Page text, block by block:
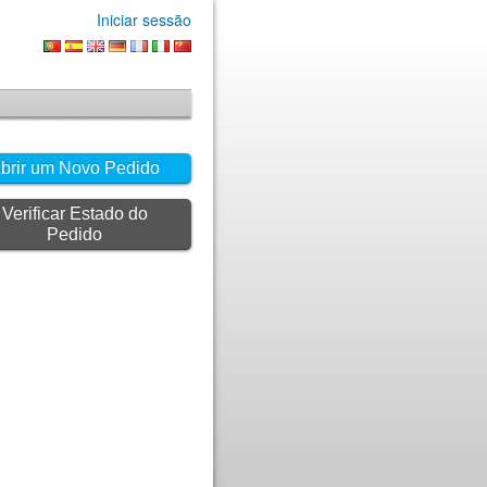
Iniciar sessão
um Novo Pedido
Verificar Estado do
Pedido